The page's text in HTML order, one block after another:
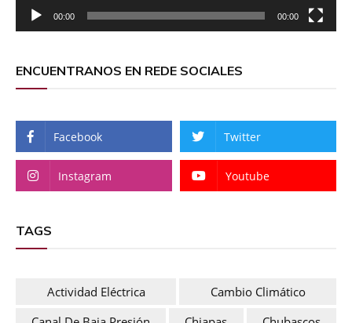
00:00 00:00
ENCUENTRANOS EN REDE SOCIALES
Facebook Twitter
Instagram Youtube
TAGS
Actividad Eléctrica
Cambio Climático